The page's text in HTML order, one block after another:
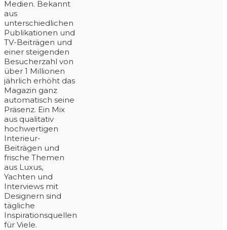
Medien. Bekannt
aus
unterschiedlichen
Publikationen und
TV-Beiträgen und
einer steigenden
Besucherzahl von
über 1 Millionen
jährlich erhöht das
Magazin ganz
automatisch seine
Präsenz. Ein Mix
aus qualitativ
hochwertigen
Interieur-
Beiträgen und
frische Themen
aus Luxus,
Yachten und
Interviews mit
Designern sind
tägliche
Inspirationsquellen
für Viele.